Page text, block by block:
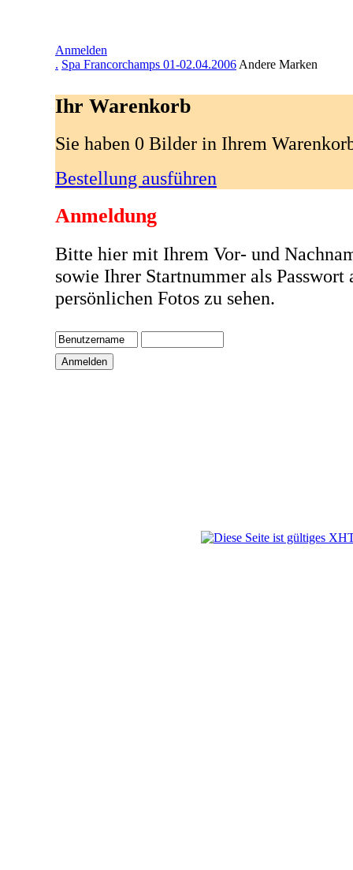
Anmelden
. Spa Francorchamps 01-02.04.2006 Andere Marken
Ihr Warenkorb
Sie haben 0 Bilder in Ihrem
Bestellung ausführen
Anmeldung
Bitte hier mit Ihrem Vor- und
sowie Ihrer Startnummer als Passwort
persönlichen Fotos zu sehen.